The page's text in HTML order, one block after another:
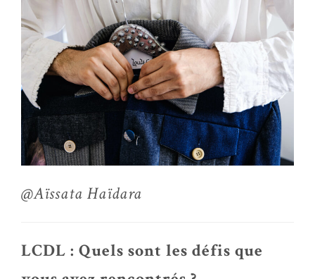
@Aïssata Haïdara
LCDL : Quels sont les défis que